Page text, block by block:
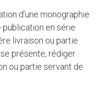
publication en série
livraison ou partie
présente, rédiger
ou partie servant de